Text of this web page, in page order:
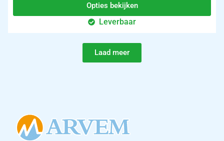
Opties bekijken
Leverbaar
Laad meer